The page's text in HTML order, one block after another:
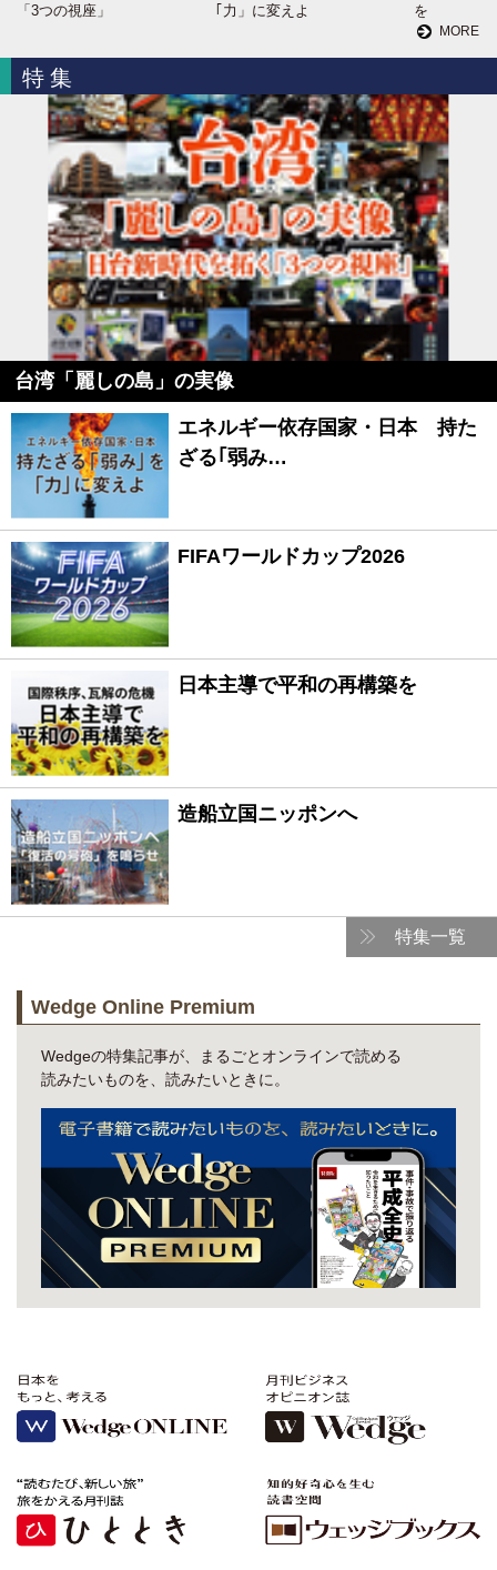
「3つの視座」
｢力」に変えよ
を
MORE
特集
台湾「麗しの島」の実像
エネルギー依存国家・日本 持た
ざる｢弱み…
FIFAワールドカップ2026
日本主導で平和の再構築を
造船立国ニッポンへ
特集一覧
Wedge Online Premium
Wedgeの特集記事が、まるごとオンラインで読める
読みたいものを、読みたいときに。